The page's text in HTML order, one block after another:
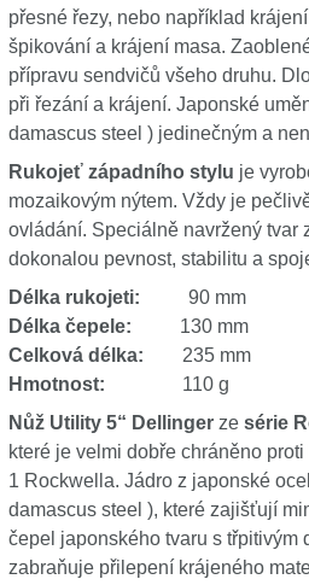
přesné řezy, nebo například
špikování a krájení masa.
přípravu sendvičů všeho druhu.
při řezání a krájení. Japonské
damascus steel ) jedinečným a
Rukojeť západního stylu je
mozaikovým nýtem. Vždy je
ovládání. Speciálně navržený tvar
dokonalou pevnost, stabilitu a
Délka rukojeti: 90 mm
Délka čepele:
130 mm
Celková délka: 235 mm
Hmotnost: 110 g
Nůž Utility 5“ Dellinger zesérie
které je velmi dobře chráněno
1 Rockwella. Jádro z japonské
damascus steel ), které zajišťují
čepel japonského tvaru s třpitivým
zabraňuje přilepení krájeného